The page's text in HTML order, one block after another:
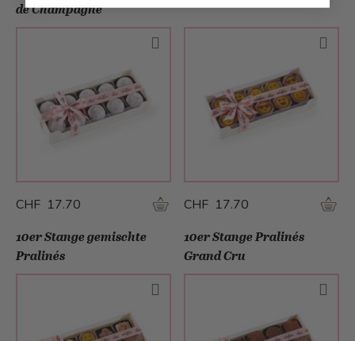
de Champagne
CHF 17.70 CHF 17.70
10er Stange gemischte
Pralinés
10er Stange Pralinés
Grand Cru